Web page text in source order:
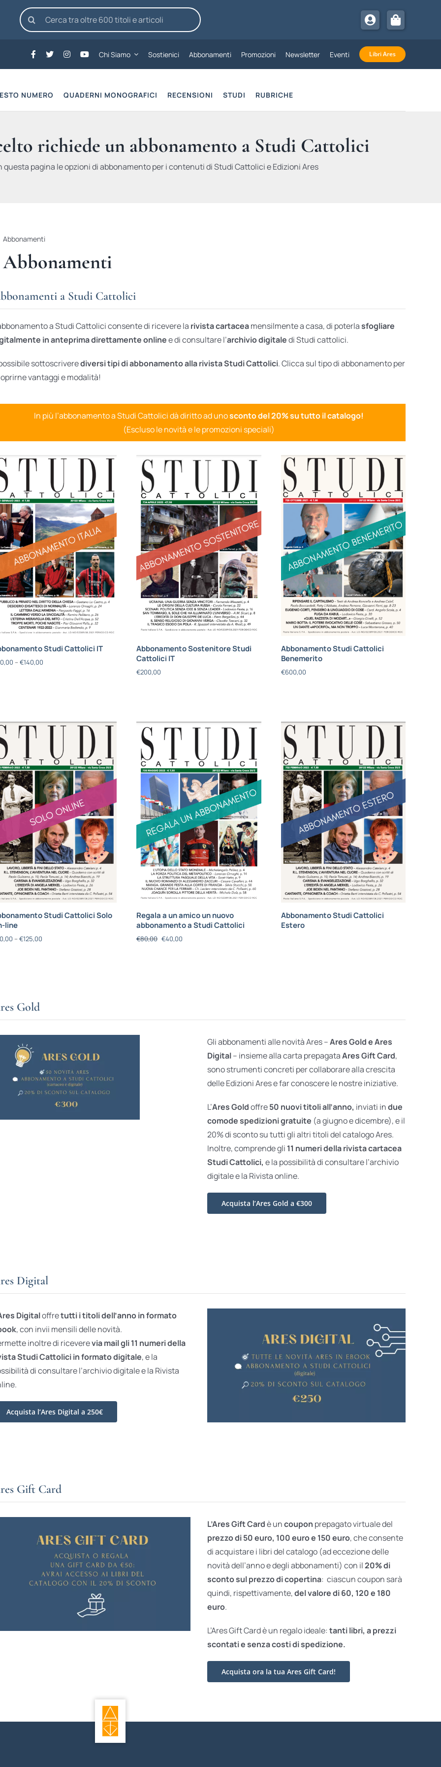
Cerca
per:
Chi Siamo Sostienici Abbonamenti Promozioni Newsletter Eventi Libri Ares
NUMERO QUADERNI MONOGRAFICI RECENSIONI STUDI RUBRICHE
richiede un abbonamento a Studi Cattolici
questa pagina le opzioni di abbonamento per i contenuti di Studi Cattolici e Edizioni Ares
Abbonamenti
Abbonamenti
a Studi Cattolici
a Studi Cattolici consente di ricevere la rivista cartaceamensilmente a casa, di poterlasfogliare
in anteprima direttamente onlinee di consultare l’archivio digitaledi Studi cattolici.
sottoscriverediversi tipi di abbonamento alla rivista Studi Cattolici. Clicca sul tipo di abbonamento per
vantaggi e modalità!
In più l’abbonamento a Studi Cattolici dà diritto ad unosconto del 20% su tutto il catalogo!
(Escluso le novità e le promozioni speciali)
Studi Cattolici IT
– €140,00
Abbonamento Sostenitore Studi
Cattolici IT
€200,00
Abbonamento Studi Cattolici
Benemerito
€600,00
Studi Cattolici Solo
line
– €125,00
Regala a un amico un nuovo
abbonamento a Studi Cattolici
€80,00 €40,00
Abbonamento Studi Cattolici
Estero
Gold
Gli abbonamenti alle novità Ares –Ares Gold e Ares
Digital– insieme alla carta prepagataAres Gift Card,
sono strumenti concreti per collaborare alla crescita
delle Edizioni Ares e far conoscere le nostre iniziative.
L’Ares Goldoffre50 nuovi titoli all’anno, inviati indue
comode spedizioni gratuite (a giugno e dicembre), e il
20% di sconto su tutti gli altri titoli del catalogo Ares.
Inoltre, comprende gli 11 numeri della rivista cartacea
Studi Cattolici, e la possibilità di consultare l’archivio
digitale e la Rivista online.
Acquista l’Ares Gold a €300
Digital
Digitaloffretutti i titoli dell’anno in formato
, con invii mensili delle novità.
inoltre di riceverevia mail gli 11 numeri della
Studi Cattolici in formato digitale, e la
di consultare l’archivio digitale e la Rivista
Acquista l’Ares Digital a 250€
Gift Card
L’Ares Gift Cardè uncoupon prepagato virtuale del
prezzo di 50 euro, 100 euro e 150 euro, che consente
di acquistare i libri del catalogo (ad eccezione delle
novità dell’anno e degli abbonamenti) con il20% di
sconto sul prezzo di copertina: ciascun coupon sarà
quindi, rispettivamente,del valore di 60, 120 e 180
euro.
L’Ares Gift Card è un regalo ideale: tanti libri, a prezzi
scontati esenza costi di spedizione.
Acquista ora la tua Ares Gift Card!